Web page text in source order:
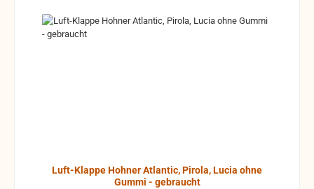
Luft-Klappe Hohner Atlantic, Pirola, Lucia ohne
Gummi - gebraucht